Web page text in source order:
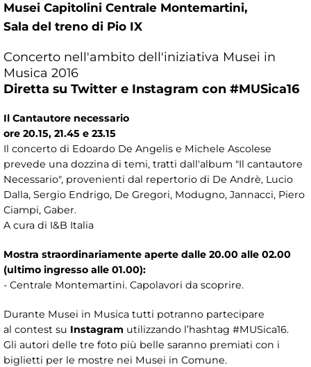
Musei Capitolini Centrale Montemartini,
Sala del treno di Pio IX
Concerto nell'ambito dell'iniziativa Musei in
Musica 2016
Diretta su Twitter e Instagram con #MUSica16
Il Cantautore necessario
ore 20.15, 21.45 e 23.15
Il concerto di Edoardo De Angelis e Michele Ascolese
prevede una dozzina di temi, tratti dall'album "Il cantautore
Necessario", provenienti dal repertorio di De Andrè, Lucio
Dalla, Sergio Endrigo, De Gregori, Modugno, Jannacci, Piero
Ciampi, Gaber.
A cura di I&B Italia
Mostra straordinariamente aperte dalle 20.00 alle 02.00
(ultimo ingresso alle 01.00):
- Centrale Montemartini. Capolavori da scoprire.
Durante Musei in Musica tutti potranno partecipare
al contest su Instagram utilizzando l’hashtag #MUSica16.
Gli autori delle tre foto più belle saranno premiati con i
biglietti per le mostre nei Musei in Comune.